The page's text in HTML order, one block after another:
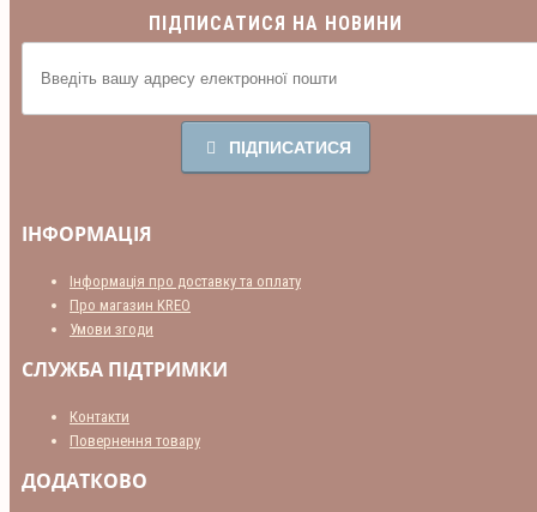
ПІДПИСАТИСЯ НА НОВИНИ
ПІДПИСАТИСЯ
ІНФОРМАЦІЯ
Інформація про доставку та оплату
Про магазин KREO
Умови згоди
СЛУЖБА ПІДТРИМКИ
Контакти
Повернення товару
ДОДАТКОВО